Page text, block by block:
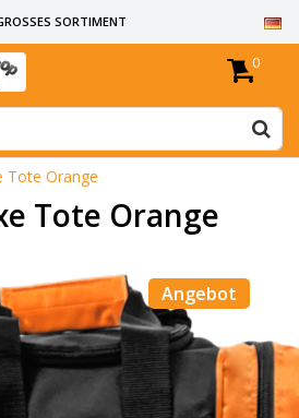
SORTIMENT
RÜCKGABERECHT
SIND UNGEBOHRT
0
Tote Orange
Tote Orange
Angebot